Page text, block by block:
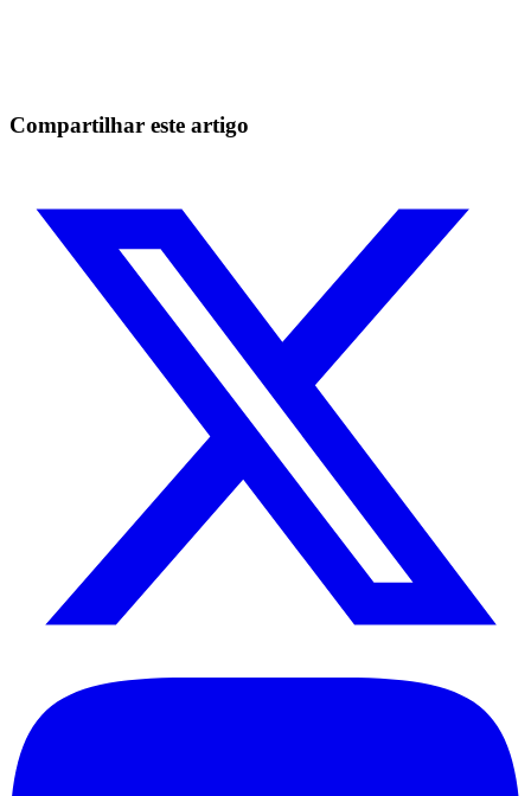
Compartilhar este artigo